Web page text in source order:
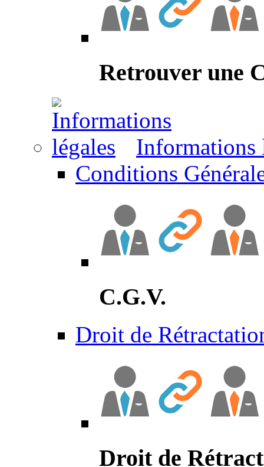
Retrouver une
Informations
Conditions
C.G.V.
Droit de
Droit de